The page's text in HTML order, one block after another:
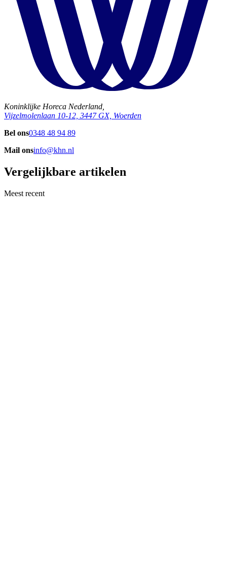
Koninklijke Horeca Nederland,
Vijzelmolenlaan 10-12, 3447 GX, Woerden
Bel ons0348 48 94 89
Mail onsinfo@khn.nl
Vergelijkbare artikelen
Meest recent